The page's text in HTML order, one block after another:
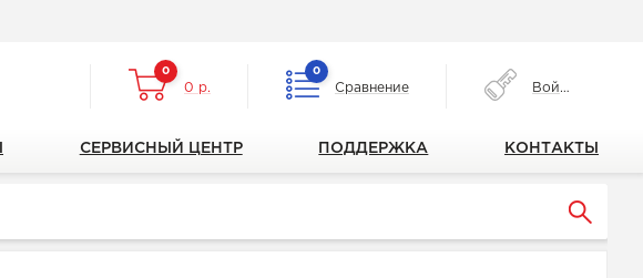
0
0 р.
0
Сравнение Войти
СЕРВИСНЫЙ ЦЕНТР ПОДДЕРЖКА КОНТАКТЫ